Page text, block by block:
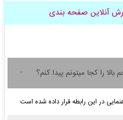
آنلاین صفحه بندی
را کجا میتونم پیدا کنم؟
در این رابطه قرار داده شده است